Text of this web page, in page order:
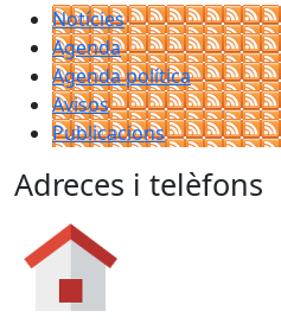
Notícies
Agenda
Agenda política
Avisos
Publicacions
Adreces i telèfons